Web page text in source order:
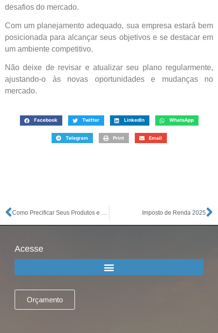
desafios do mercado.
Com um planejamento adequado, sua empresa estará bem
posicionada para alcançar seus objetivos e se destacar em
um ambiente competitivo.
Não deixe de revisar e atualizar seu plano regularmente,
ajustando-o às novas oportunidades e mudanças no
mercado.
Facebook Twitter LinkedIn WhatsApp
Telegram Print Email
Como Precificar Seus Produtos e Serviços de Forma Estratégica Imposto de Renda 2025
Acesse
Orçamento